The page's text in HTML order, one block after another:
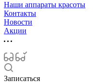
Наши аппараты красоты
Контакты
Новости
Акции
Записаться